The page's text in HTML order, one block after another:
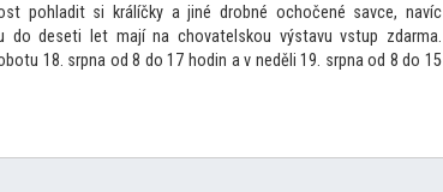
pohladit si králíčky a jiné drobné ochočené savce, navíc
do deseti let mají na chovatelskou výstavu vstup zdarma.
18. srpna od 8 do 17 hodin a v neděli 19. srpna od 8 do 15